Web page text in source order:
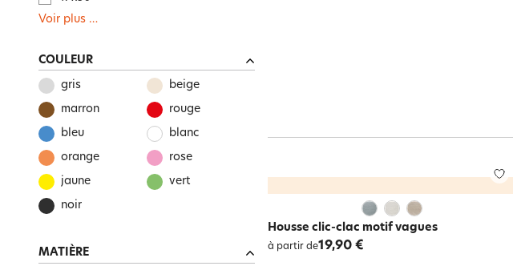
Voir plus …
COULEUR
gris
beige
marron
rouge
bleu
blanc
orange
rose
jaune
vert
noir
MATIÈRE
Housse clic-clac motif vagues
à partir de19,90 €